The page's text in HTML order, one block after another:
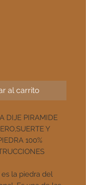
al carrito
DIJE PIRAMIDE
Y
100%
es la piedra del